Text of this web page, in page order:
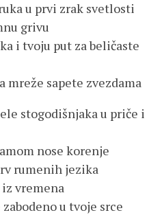
u prvi zrak svetlosti
grivu
i tvoju put za beličaste
mreže sapete zvezdama
stogodišnjaka u priče i
nose korenje
rumenih jezika
vremena
u tvoje srce